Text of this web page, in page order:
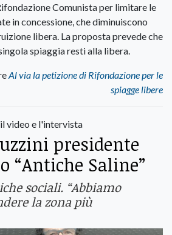
Comunista per limitare le
in concessione, che diminuiscono
libera. La proposta prevede che
spiaggia resti alla libera.
Al via la petizione di Rifondazione per le
spiagge libere
video e l'intervista
presidente
“Antiche Saline”
sociali. “Abbiamo
la zona più